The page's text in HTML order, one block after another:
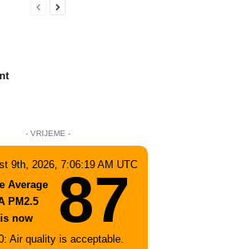
- VRIJEME -
9th, 2026, 7:06:19 AM UTC
Average
PM2.5
now
87
Air quality is acceptable.